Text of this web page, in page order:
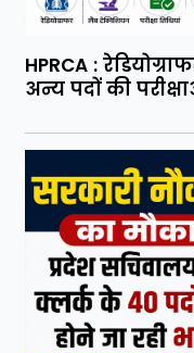
HPRCA :
अन्य पदों की